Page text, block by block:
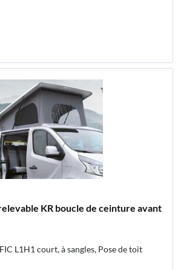
KR boucle de ceinture avant
L1H1 court, à sangles, Pose de toit